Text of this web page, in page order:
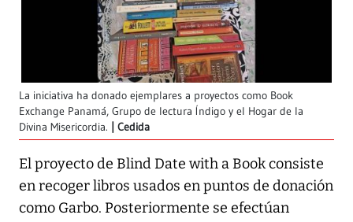
La iniciativa ha donado ejemplares a proyectos como Book
Exchange Panamá, Grupo de lectura Índigo y el Hogar de la
Divina Misericordia.
Cedida
El proyecto de Blind Date with a Book consiste
en recoger libros usados en puntos de donación
como Garbo. Posteriormente se efectúan